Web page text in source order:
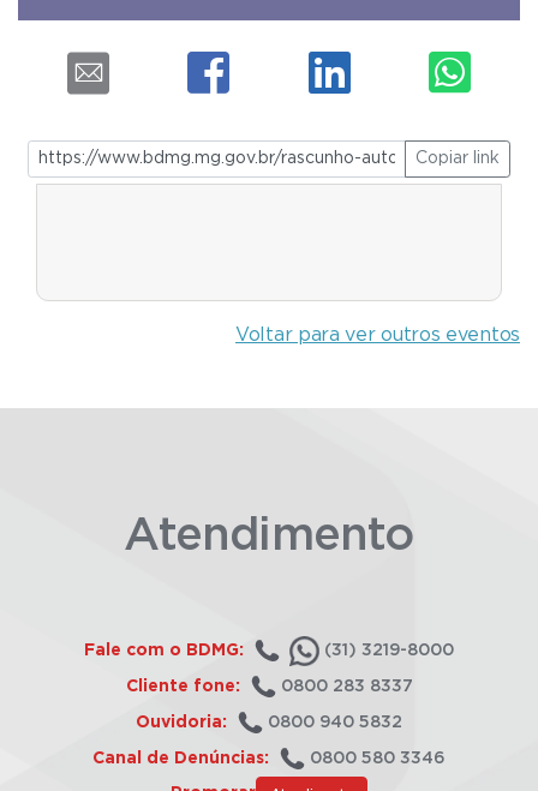
Copiar link
Voltar para ver outros eventos
Atendimento
Fale com o BDMG: (31) 3219-8000
Cliente fone: 0800 283 8337
Ouvidoria: 0800 940 5832
Canal de Denúncias: 0800 580 3346